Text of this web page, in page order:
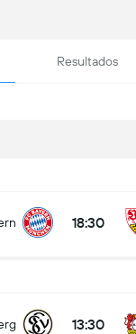
Resultados
18:30
13:30